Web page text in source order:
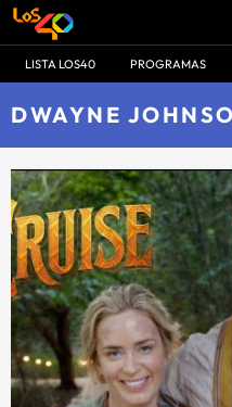
LISTA LOS40 PROGRAMAS
DWAYNE